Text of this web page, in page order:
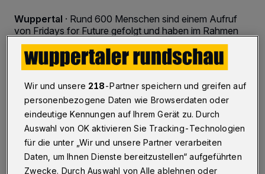
Wuppertal · Rund 600 Menschen sind einem Aufruf
von Fridays for Future gefolgt und haben im Rahmen
des bundesweiten Klimastreiks am 31. Mai 2024 in
Wuppertal-Elberfeld demonstriert. Beginn war um 14
Uhr auf dem Platz vor dem Hauptbahnhof,
31.05.2024 , 17:14 Uhr 2 Minuten Lesezeit
Wir und unsere 218-Partner speichern und greifen auf
personenbezogene Daten wie Browserdaten oder
eindeutige Kennungen auf Ihrem Gerät zu. Durch
Auswahl von OK aktivieren Sie Tracking-Technologien
für die unter „Wir und unsere Partner verarbeiten
Daten, um Ihnen Dienste bereitzustellen“ aufgeführten
Zwecke. Durch Auswahl von Alle ablehnen oder